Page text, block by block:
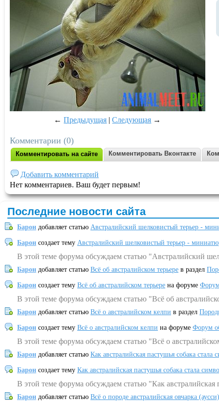
←Предыдущая |Следующая →
Комментарии (0)
Комментировать на сайте Комментировать Вконтакте
Добавить комментарий
Нет комментариев. Ваш будет первым!
Последние новости сайта
Барон добавляет статью Австралийский шелковистый терьер -
Барон создает тему Австралийский шелковистый терьер -
В этой теме форума обсуждаем статью "Австралийский
Барон добавляет статью Всё об австралийском терьере в раздел
Барон создает тему Всё об австралийском терьере на форуме
В этой теме форума обсуждаем статью "Всё об
Барон добавляет статью Всё о австралийском келпи в раздел
Барон создает тему Всё о австралийском келпи на форуме Форум
В этой теме форума обсуждаем статью "Всё о
Барон добавляет статью Как австралийская пастушья собака
Барон создает тему Как австралийская пастушья собака стала
В этой теме форума обсуждаем статью "Как
Барон добавляет статью Всё о породе австралийская овчарка (аусси)